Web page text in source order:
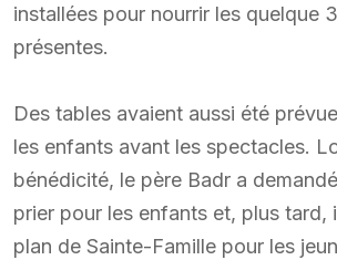
installées pour nourrir les quelque
présentes.
Des tables avaient aussi été
les enfants avant les spectacles.
bénédicité, le père Badr a
prier pour les enfants et, plus tard,
plan de Sainte-Famille pour les